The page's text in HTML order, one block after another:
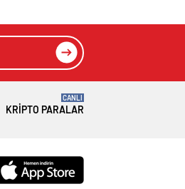
KRIPTO PARALAR
CANLI